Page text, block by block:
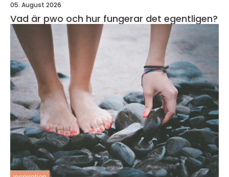
05. August 2026
Vad är pwo och hur fungerar det egentligen?